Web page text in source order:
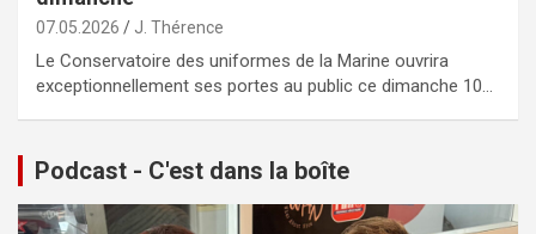
07.05.2026 J. Thérence
Le Conservatoire des uniformes de la Marine ouvrira
exceptionnellement ses portes au public ce dimanche 10…
Podcast - C'est dans la boîte